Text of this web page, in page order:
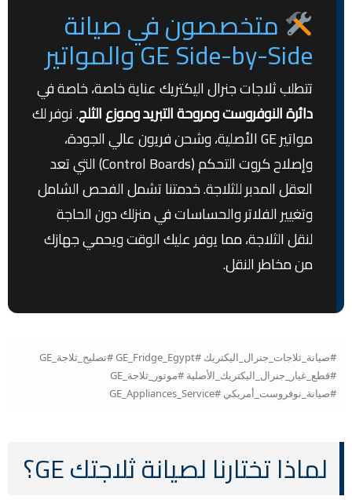
متخصصون في صيانة
GE Side-by-Side والمواتير
تتطلب ثلاجات جنرال اليكتريك عناية خاصة، خاصة في
دائرة النوفروست ومروحة التبريد وموزع الثلج. نوفر لك
مواتير GE الأصلية، وشحن فريون عالي الجودة،
وإصلاح كروت التحكم (Control Boards) التي تعد
العقل المدبر للثلاجة. خدمتنا تشمل الفحص الشامل
وتغيير الفلاتر والحساسات في منزلك دون الحاجة
لنقل الثلاجة، مما يوفر عليك الوقت ويحمي جهازك
من مخاطر النقل.
#صيانة_ثلاجات_جنرال_اليكتريك #GE_Fridge_Egypt #تصليح_ثلاجة_GE
#قطع_غيار_جنرال_اليكتريك_الأصلية #موتور_ثلاجة_GE
#صيانة_نوفروست_أمريكي #GE_Appliances_Service
لماذا تختارنا لصيانة ثلاجتك GE؟